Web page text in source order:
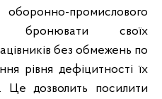
оборонно-промислового
бронювати своїх
без обмежень по
рівня дефіцитності їх
Це дозволить посилити